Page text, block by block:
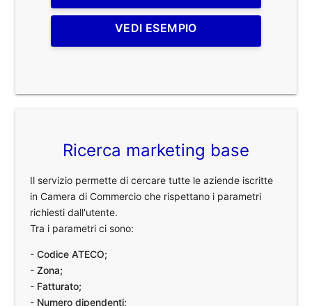
VEDI ESEMPIO
Ricerca marketing base
Il servizio permette di cercare tutte le aziende iscritte
in Camera di Commercio che rispettano i parametri
richiesti dall'utente.
Tra i parametri ci sono:
- Codice ATECO;
- Zona;
- Fatturato;
- Numero dipendenti;